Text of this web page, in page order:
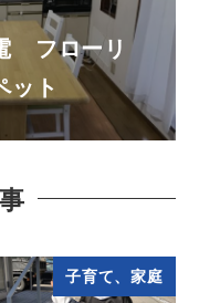
フローリ
ット
子育て、家庭